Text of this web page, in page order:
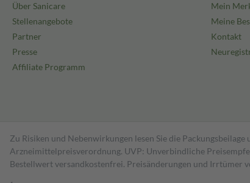
Über Sanicare
Stellenangebote
Partner
Presse
Affiliate Programm
Mein
Meine
Kontakt
Zu Risiken und Nebenwirkungen lesen Sie die
Arzneimittelpreisverordnung. UVP: Unverbindliche
Bestell­wert versand­kosten­frei. Preisänderungen und Irrtümer